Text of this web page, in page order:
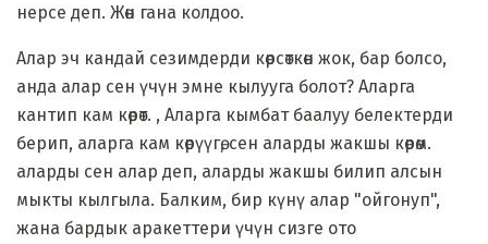
нерсе деп. Жөн гана колдоо.
Алар эч кандай сезимдерди көрсөткөн жок, бар болсо,
анда алар сен үчүн эмне кылууга болот? Аларга
кантип кам көрөт. , Аларга кымбат баалуу белектерди
берип, аларга кам көрүүгө, сен аларды жакшы көрөм.
аларды сен алар деп, аларды жакшы билип алсын
мыкты кылгыла. Балким, бир күнү алар "ойгонуп",
жана бардык аракеттери үчүн сизге ото